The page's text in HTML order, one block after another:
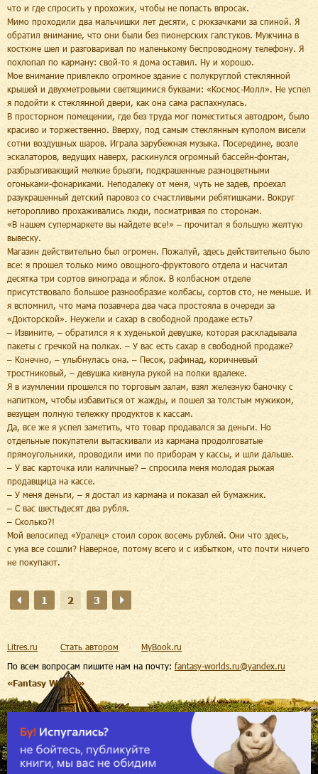
что и где спросить у прохожих, чтобы не попасть впросак.
Мимо проходили два мальчишки лет десяти, с рюкзачками за спиной. Я
обратил внимание, что они были без пионерских галстуков. Мужчина в
костюме шел и разговаривал по маленькому беспроводному телефону. Я
похлопал по карману: свой-то я дома оставил. Ну и хорошо.
Мое внимание привлекло огромное здание с полукруглой стеклянной
крышей и двухметровыми светящимися буквами: «Космос-Молл». Не успел
я подойти к стеклянной двери, как она сама распахнулась.
В просторном помещении, где без труда мог поместиться автодром, было
красиво и торжественно. Вверху, под самым стеклянным куполом висели
сотни воздушных шаров. Играла зарубежная музыка. Посередине, возле
эскалаторов, ведущих наверх, раскинулся огромный бассейн-фонтан,
разбрызгивающий мелкие брызги, подкрашенные разноцветными
огоньками-фонариками. Неподалеку от меня, чуть не задев, проехал
разукрашенный детский паровоз со счастливыми ребятишками. Вокруг
неторопливо прохаживались люди, посматривая по сторонам.
«В нашем супермаркете вы найдете все!» – прочитал я большую желтую
вывеску.
Магазин действительно был огромен. Пожалуй, здесь действительно было
все: я прошел только мимо овощного-фруктового отдела и насчитал
десятка три сортов винограда и яблок. В колбасном отделе
присутствовало большое разнообразие колбасы, сортов сто, не меньше. И
я вспомнил, что мама позавчера два часа простояла в очереди за
«Докторской». Неужели и сахар в свободной продаже есть?
– Извините, – обратился я к худенькой девушке, которая раскладывала
пакеты с гречкой на полках. – У вас есть сахар в свободной продаже?
– Конечно, – улыбнулась она. – Песок, рафинад, коричневый
тростниковый, – девушка кивнула рукой на полки вдалеке.
Я в изумлении прошелся по торговым залам, взял железную баночку с
напитком, чтобы избавиться от жажды, и пошел за толстым мужиком,
везущем полную тележку продуктов к кассам.
Да, все же я успел заметить, что товар продавался за деньги. Но
отдельные покупатели вытаскивали из кармана продолговатые
прямоугольники, проводили ими по приборам у кассы, и шли дальше.
– У вас карточка или наличные? – спросила меня молодая рыжая
продавщица на кассе.
– У меня деньги, – я достал из кармана и показал ей бумажник.
– С вас шестьдесят два рубля.
– Сколько?!
Мой велосипед «Уралец» стоил сорок восемь рублей. Они что здесь,
с ума все сошли? Наверное, потому всего и с избытком, что почти ничего
не покупают.
1 2 3
По всем вопросам пишите нам на почту: fantasy-worlds.ru@yandex.ru
«Fantasy Worlds»
Litres.ru Стать автором MyBook.ru